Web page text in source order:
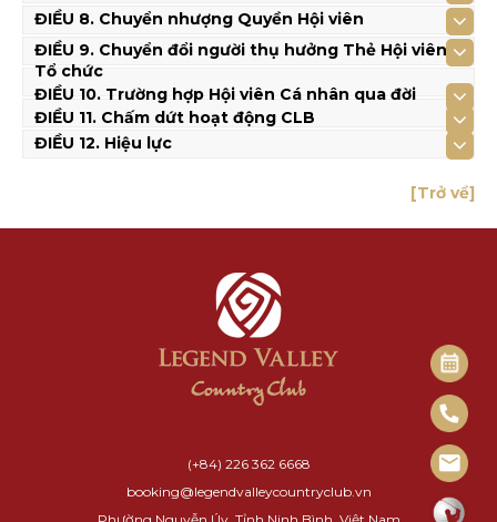
ĐIỀU 8. Chuyển nhượng Quyền Hội viên
ĐIỀU 9. Chuyển đổi người thụ hưởng Thẻ Hội viên
Tổ chức
ĐIỀU 10. Trường hợp Hội viên Cá nhân qua đời
ĐIỀU 11. Chấm dứt hoạt động CLB
ĐIỀU 12. Hiệu lực
[Trở về]
(+84) 226 362 6668
booking@legendvalleycountryclub.vn